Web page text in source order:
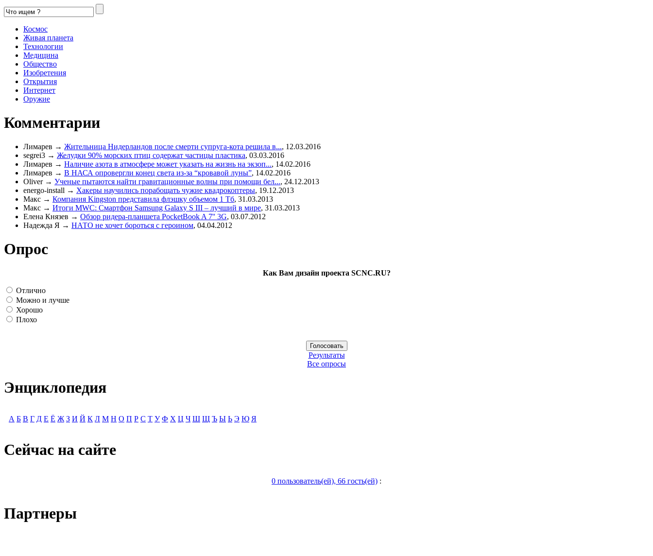
Космос
Живая планета
Технологии
Медицина
Общество
Изобретения
Открытия
Интернет
Оружие
Комментарии
Лимарев → Жительница Нидерландов после смерти супруга-кота решила в..., 12.03.2016
segrei3 → Желудки 90% морских птиц содержат частицы пластика, 03.03.2016
Лимарев → Наличие азота в атмосфере может указать на жизнь на экзоп..., 14.02.2016
Лимарев → В НАСА опровергли конец света из-за “кровавой луны”, 14.02.2016
Oliver→ Ученые пытаются найти гравитационные волны при помощи бел..., 24.12.2013
energo-install → Хакеры научились порабощать чужие квадрокоптеры, 19.12.2013
Макс → Компания Kingston представила флэшку объемом 1 Тб, 31.03.2013
Макс → Итоги MWC: Смартфон Samsung Galaxy S III – лучший в мире, 31.03.2013
Елена Князев → Обзор ридера-планшета PocketBook A 7'' 3G, 03.07.2012
Надежда Я → НАТО не хочет бороться с героином, 04.04.2012
Опрос
Как Вам дизайн проекта SCNC.RU?
Отлично
Можно и лучше
Хорошо
Плохо
Результаты
Все опросы
Энциклопедия
А Б В Г Д Е Ё Ж З И Й К Л М Н О П Р С Т У Ф Х Ц Ч Ш Щ Ъ Ы Ь Э Ю Я
Сейчас на сайте
0 пользователь(ей), 66 гость(ей) :
Партнеры